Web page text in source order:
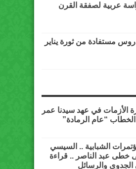
عربية لصفقة القرن
الأزمات في عهد سيدنا عمر
“عام الرمادة”
الشبابية .. السيسي
خطى عبد الناصر .. قراءة
والرسائل